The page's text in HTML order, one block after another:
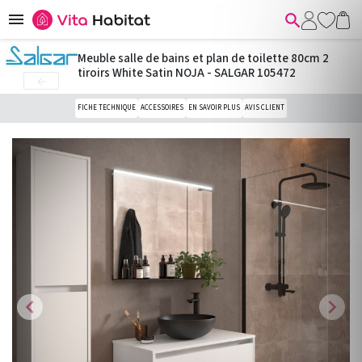
 
chevron_left chevron_right
Meuble salle de bains et plan de toilette 80cm 2
tiroirs White Satin NOJA - SALGAR 105472
FICHE TECHNIQUE ACCESSOIRES EN SAVOIR PLUS AVIS CLIENT